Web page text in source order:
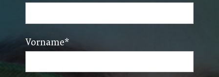
Vorname*